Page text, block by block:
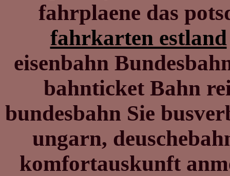
fahrplaene das
fahrkarten estland
eisenbahn
bahnticket Bahn
bundesbahn Sie
ungarn,
komfortauskunft